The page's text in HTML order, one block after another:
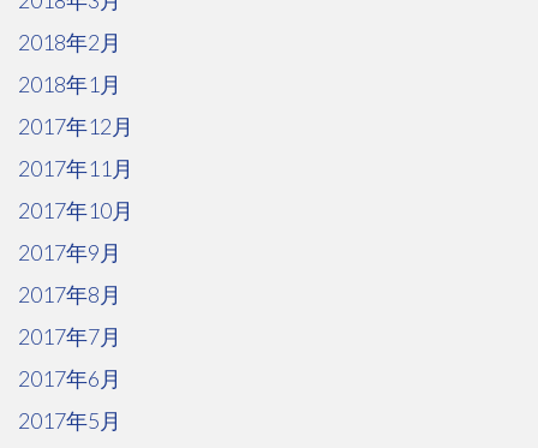
2018年2月
2018年1月
2017年12月
2017年11月
2017年10月
2017年9月
2017年8月
2017年7月
2017年6月
2017年5月